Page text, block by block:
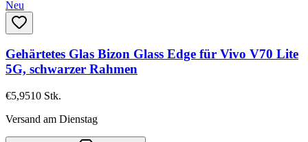
Neu
Gehärtetes Glas Bizon Glass Edge für Vivo V70 Lite
5G, schwarzer Rahmen
€5,9510 Stk.
Versand am Dienstag